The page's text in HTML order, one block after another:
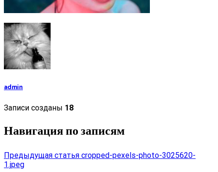
admin
Записи созданы 18
Навигация по записям
Предыдущая статья cropped-pexels-photo-3025620-
1.jpeg